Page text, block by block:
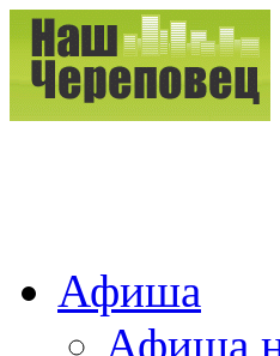
Афиша
Афиша